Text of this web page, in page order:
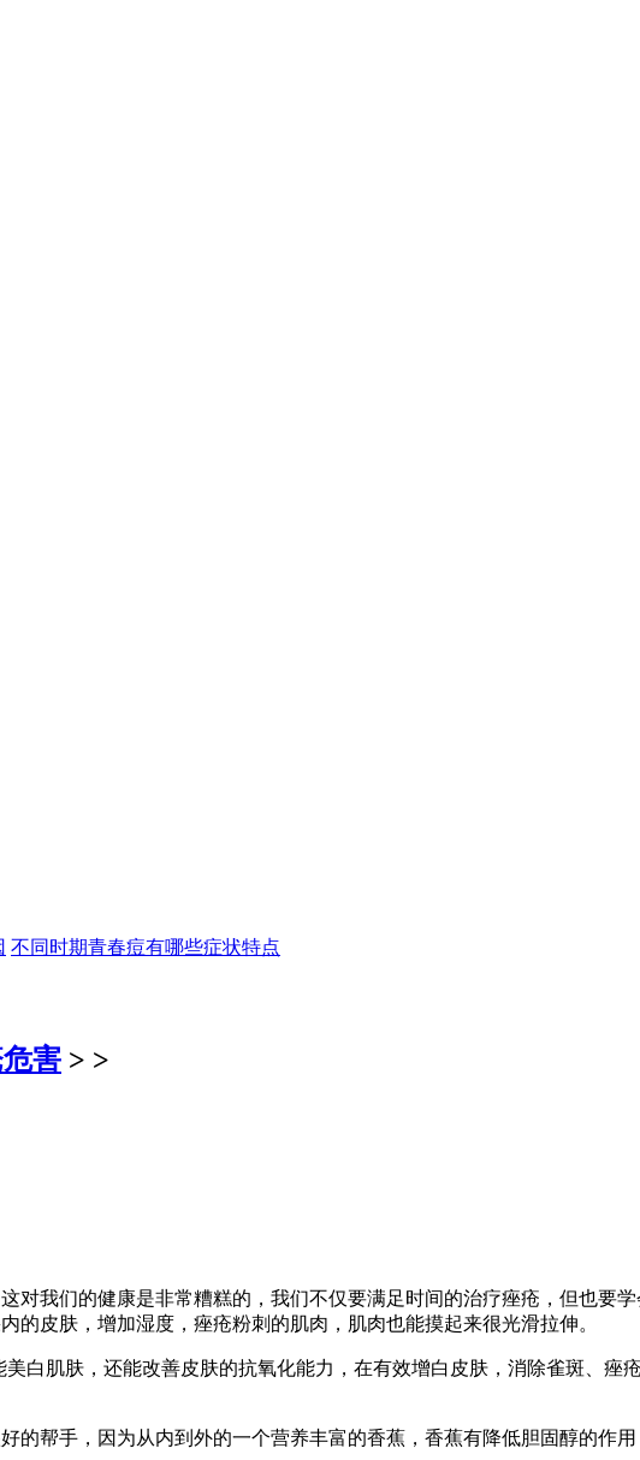
不同时期青春痘有哪些症状特点
害 > >
对我们的健康是非常糟糕的，我们不仅要满足时间的治疗痤疮，但也要
皮肤，增加湿度，痤疮粉刺的肌肉，肌肉也能摸起来很光滑拉伸。
白肌肤，还能改善皮肤的抗氧化能力，在有效增白皮肤，消除雀斑、痤
的帮手，因为从内到外的一个营养丰富的香蕉，香蕉有降低胆固醇的作